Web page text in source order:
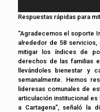
Respuestas rápidas para
“Agradecemos el soporte
alrededor de 58
mitigar los índices de
derechos de las familias
llevándoles bienestar y
semanalmente. Hemos
lideresas comunales de
articulación institucional es
a Cartagena”, señaló la